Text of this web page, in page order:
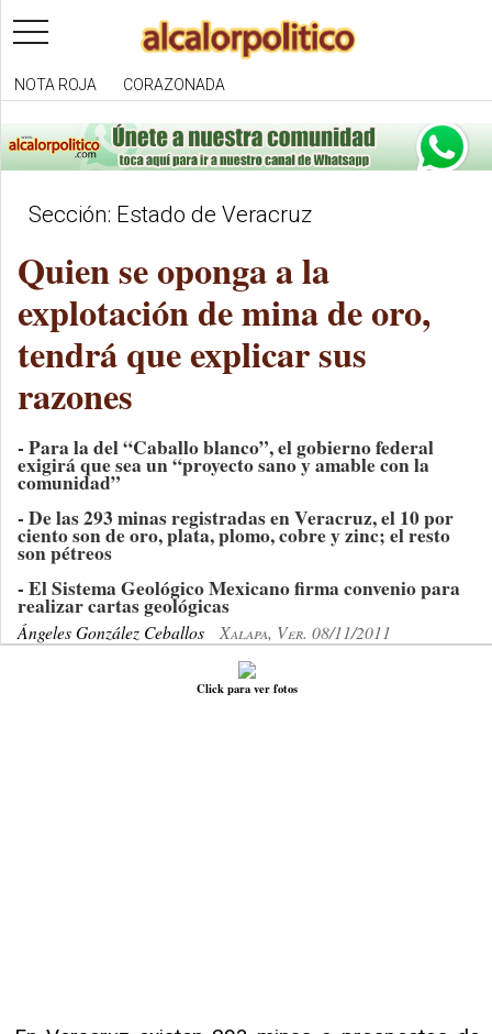
toggle
navigation
NOTA ROJA CORAZONADA
Sección: Estado de Veracruz
Quien se oponga a la
explotación de mina de oro,
tendrá que explicar sus
razones
- Para la del “Caballo blanco”, el gobierno federal
exigirá que sea un “proyecto sano y amable con la
comunidad”
- De las 293 minas registradas en Veracruz, el 10 por
ciento son de oro, plata, plomo, cobre y zinc; el resto
son pétreos
- El Sistema Geológico Mexicano firma convenio para
realizar cartas geológicas
Ángeles González Ceballos Xalapa, Ver. 08/11/2011
Click para ver fotos